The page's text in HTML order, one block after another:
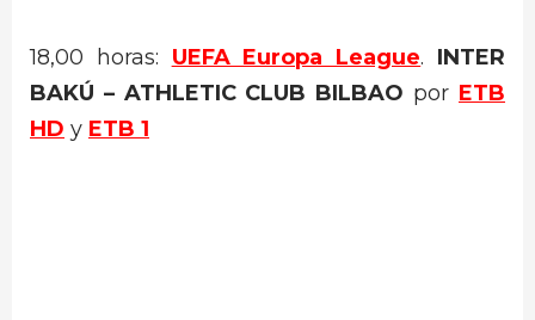
18,00 horas: UEFA Europa League. INTER
BAKÚ – ATHLETIC CLUB BILBAO por ETB
HD y ETB 1